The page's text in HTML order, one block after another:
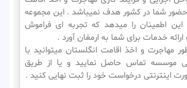
حضور شما در کشور هدف نمیباشد . این مجموعه
اطمینان را میدهد که تجربه ای فراموش
خدمات برای شما به ارمغان آورد .
مهاجرت و اخذ اقامت انگلستان میتوانید با
موسسه تماس حاصل نمایید و یا از طریق
اینترنتی درخواست خود را ثبت نهایی کنید .